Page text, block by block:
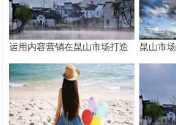
运用内容营销在昆山市场打造
品牌影响力
昆山市
案例分析